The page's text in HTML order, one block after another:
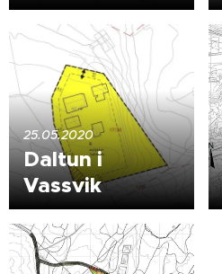
25.05.2020
Daltun i
Vassvik